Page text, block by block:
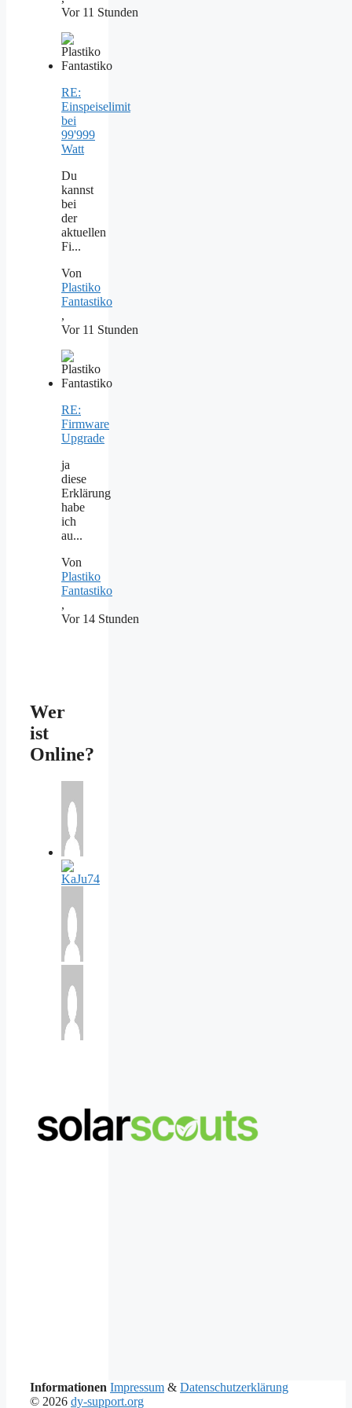
Vor 11 Stunden
RE:
Einspeiselimit
bei
99'999
Watt
Du
kannst
bei
der
aktuellen
Fi...
Von
Plastiko
Fantastiko
,
Vor 11 Stunden
RE:
Firmware
Upgrade
ja
diese
Erklärung
habe
ich
au...
Von
Plastiko
Fantastiko
,
Vor 14 Stunden
Wer
ist
Online?
Informationen Impressum & Datenschutzerklärung
© 2026 dy-support.org